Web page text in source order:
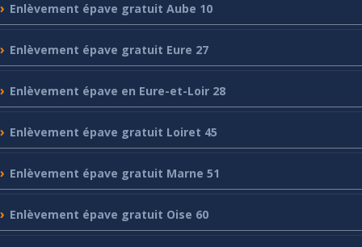
Enlèvement épave gratuit Aube 10
Enlèvement épave gratuit Eure 27
Enlèvement épave en Eure-et-Loir 28
Enlèvement épave gratuit Loiret 45
Enlèvement épave gratuit Marne 51
Enlèvement épave gratuit Oise 60